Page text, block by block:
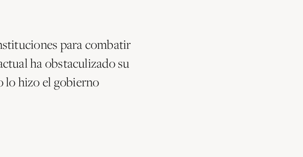
para combatir
ha obstaculizado su
lo hizo el gobierno